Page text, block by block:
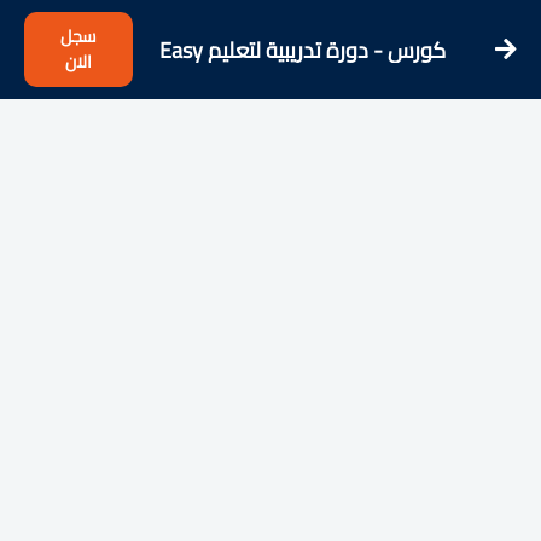
كورس - دورة تدريبية لتعليم Easy
French - Learn French from the
Streets!
سجل
الان